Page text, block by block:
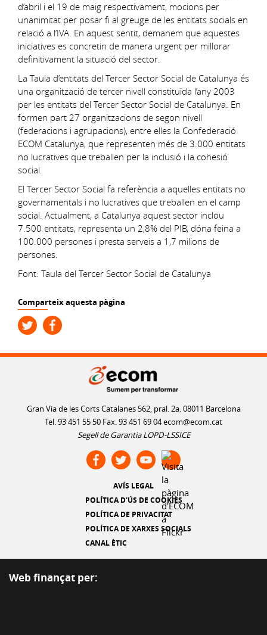
d’abril i el 19 de maig respectivament, mocions per
unanimitat per posar fi al greuge de les entitats socials en
relació a l’IVA. En aquest sentit, demanem que aquestes
iniciatives es concretin de manera urgent per millorar
definitivament la situació del sector.
La Taula d’entitats del Tercer Sector Social de Catalunya és
una organització de tercer nivell constituïda l’any 2003
per les entitats del Tercer Sector Social de Catalunya. En
formen part 27 organitzacions de segon nivell
(federacions i agrupacions), entre elles la Confederació
ECOM Catalunya, que representen més de 3.000 entitats
no lucratives que treballen per la inclusió i la cohesió
social.
El Tercer Sector Social fa referència a aquelles entitats no
governamentals i no lucratives que treballen en el camp
social. Actualment, a Catalunya aquest sector inclou
7.500 entitats, representa un 2,8% del PIB, dóna feina a
100.000 persones i presta serveis a 1,7 milions de
persones.
Font: Taula del Tercer Sector Social de Catalunya
Comparteix aquesta pàgina
Gran Via de les Corts Catalanes 562, pral. 2a. 08011 Barcelona
Tel. 93 451 55 50 Fax. 93 451 69 04ecom@ecom.cat
Segell de Garantia LOPD-LSSICE
AVÍS LEGAL
POLÍTICA D'ÚS DE COOKIES
POLÍTICA DE PRIVACITAT
POLÍTICA DE XARXES SOCIALS
CANAL ÈTIC
Web finançat per: